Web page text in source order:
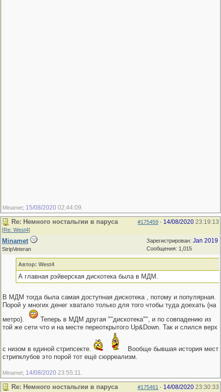
Minamet; 15/08/2020 02:44:09
#175459 - 14/08/2020 23:19:13
Re: Немного ностальгии в паруса
[Re: West4]
Зарегистрирован: Jan 2019
Сообщения: 1,015
Minamet
StripVeteran
Автор: West4
А главная рэйверская дискотека была в МДМ.
В МДМ тогда была самая доступная дискотека , потому и популярная.
Порой у многих денег хватало только для того чтобы туда доехать (на
метро).
Теперь в МДМ другая ""дискотека"", и по совпадению из
той же сети что и на месте переоткрытого Up&Down. Так и слился верх
с низом в единой стрипсекте.
Вообще бывшая история мест
стрипклубов это порой тот ещё сюрреализм.
Minamet; 14/08/2020 23:55:11
#175461 - 14/08/2020 23:30:33
Re: Немного ностальгии в паруса